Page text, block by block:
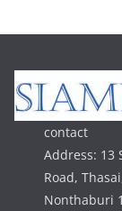
contact
Address: 13
Road,
Nonthaburi